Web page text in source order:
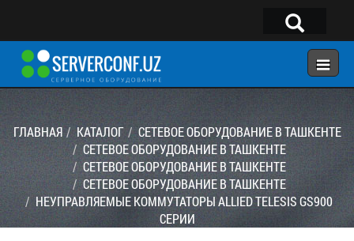
×
ГЛАВНАЯ
КОНФИГУРАТОР
КАТАЛОГ
Telegram:@serverconf_uz
Тел: (90) 932-18-00
ГЛАВНАЯ КАТАЛОГ
СЕТЕВОЕ ОБОРУДОВАНИЕ В ТАШКЕНТЕ
СЕТЕВОЕ ОБОРУДОВАНИЕ В ТАШКЕНТЕ
СЕТЕВОЕ ОБОРУДОВАНИЕ В ТАШКЕНТЕ
СЕТЕВОЕ ОБОРУДОВАНИЕ В ТАШКЕНТЕ
НЕУПРАВЛЯЕМЫЕ КОММУТАТОРЫ ALLIED TELESIS GS900
СЕРИИ